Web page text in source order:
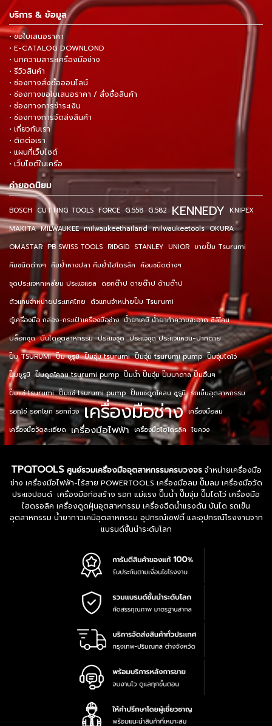
บริการ & ข้อมูล
• ขอใบเสนอราคา
• E-CATALOG DOWNLOND
• บทความสาระเครื่องมือช่าง
• รีวิวสินค้า
• ช่องทางสั่งซื้อออนไลน์
• ช่องทางขอใบเสนอราคา / สั่งซื้อสินค้า
• ช่องทางการชำระเงิน
• ช่องทางการจัดส่งสินค้า
• เกี่ยวกับเรา
• ติดต่อเรา
• แผนที่เว็บไซต์
• เว็บไซต์ในเครือ
คำยอดนิยม
BOSCH CUTTING TOOLS FORCE G.558 G.582 KENNEDY KNIPEX
MAKITA MILWAUKEE milwaukeethailand milwaukeetools OKURA
OMASTAR PB SWISS TOOLS RIDGID STANLEY UNIOR ขายปั๊ม Tsurumi
คีมชนิดต่างๆ คีมย้ำหางปลา คีมย้ำไฮโดรลิค ค้อนชนิดต่างๆ
ชุดประแจหกเหลี่ยม ประแจแอล ดอกต๊าป ดายต๊าป ด้ามต๊าป
ตัวแทนจำหน่ายประเทศไทย ตัวแทนจำหน่ายปั๊ม Tsurumi
ตู้เครื่องมือ กล่อง-กระเป๋าเครื่องมือช่าง น้ำยาเคมี น้ำยาทำความสะอาด ซิลิโคน
บล็อกชุด บันไดอุตสาหกรรม ประแจชุด ประแจชุด ประแจแหวน-ปากตาย
ปั๊ม TSURUMI ปั๊ม ซูรูมิ ปั๊มจุ่ม tsurumi ปั๊มจุ่ม tsurumi pump ปั๊มจุ่มไดโว่
ปั๊มซูรูมิ ปั๊มดูดโคลน tsurumi pump ปั๊มน้ำ ปั๊มจุ่ม ปั๊มบาดาล ปั๊มอื่นๆ
ปั๊มแช่ tsurumi ปั๊มแช่ tsurumi pump ปั๊มแช่ดูดโคลน ซูรูมิ รถเข็นอุตสาหกรรม
รอกโซ่ รอกโยก รอกถ่วง เครื่องมือช่าง เครื่องมือลม
เครื่องมือวัดละเอียด เครื่องมือไฟฟ้า เครื่องมือไฮโดรลิค ไขควง
TPQTOOLS ศูนย์รวมเครื่องมืออุตสาหกรรมครบวงจรจำหน่ายเครื่องมือ
ช่าง เครื่องมือไฟฟ้า-ไร้สาย POWERTOOLS เครื่องมือลม ปั๊มลม เครื่องมือวัด
ประแจปอนด์ เครื่องมือก่อสร้าง รอก แม่แรง ปั๊มน้ำ ปั๊มจุ่ม ปั๊มไดโว่ เครื่องมือ
ไฮดรอลิค เครื่องดูดฝุ่นอุตสาหกรรม เครื่องฉีดน้ำแรงดัน บันได รถเข็น
อุตสาหกรรม น้ำยากาวเคมีอุตสาหกรรม อุปกรณ์เซฟตี้ และอุปกรณ์โรงงานจาก
แบรนด์ชั้นนำระดับโลก